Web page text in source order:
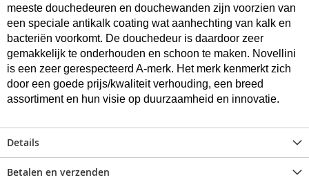
meeste douchedeuren en douchewanden zijn voorzien van
een speciale antikalk coating wat aanhechting van kalk en
bacteriën voorkomt. De douchedeur is daardoor zeer
gemakkelijk te onderhouden en schoon te maken. Novellini
is een zeer gerespecteerd A-merk. Het merk kenmerkt zich
door een goede prijs/kwaliteit verhouding, een breed
assortiment en hun visie op duurzaamheid en innovatie.
Details
Betalen en verzenden